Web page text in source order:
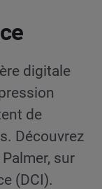
digitale
de
Découvrez
sur
(DCI).